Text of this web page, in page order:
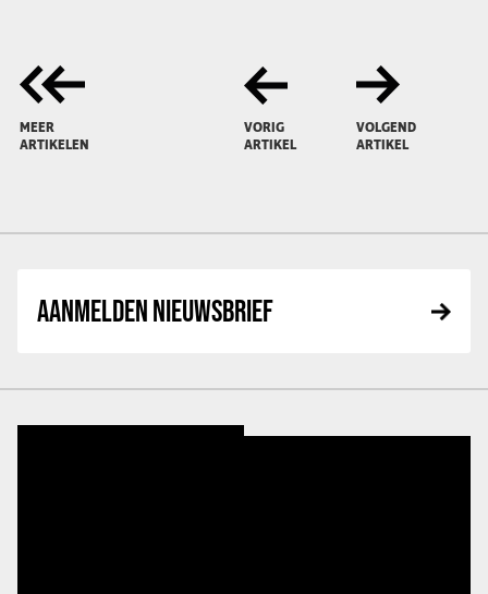
MEER
ARTIKELEN
VORIG
ARTIKEL
VOLGEND
ARTIKEL
AANMELDEN NIEUWSBRIEF